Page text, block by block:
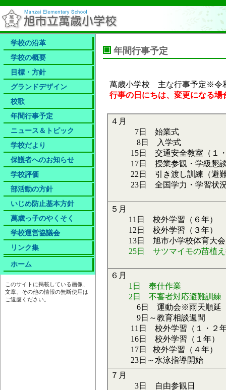
学校の沿革
学校の概要
目標・方針
グランドデザイン
校歌
年間行事予定
ニュース＆トピック
学校だより
保護者へのお知らせ​
学校評価
部活動の方針
いじめ防止基本方針
萬歳っ子のやくそく
学校運営協議会
リンク集
ホーム
このサイトに掲載している画像、
文章、その他の情報の無断使用は
ご遠慮ください。
年間行事予定
萬歳小学校 主な行事予定※令
行事の日にちは、変更になる
４月
7日 始業式
8日 入学式
15日 交通安全教室（１・
17日 授業参観・学級懇談
22日 引き渡し訓練（避難
23日 全国学力・学習状況
５月
11日 校外学習（６年）
12日 校外学習（３年）
13日 旭市小学校体育大会
25日 サツマイモの苗植
６月
1日 奉仕作業
2日 不審者対応避難訓練
6日 運動会※雨天順延
9日～教育相談週間
11日 校外学習（１・２
16日 校外学習（１年）
17日 校外学習（４年）
23日～水泳指導開始
７月
3日 自由参観日